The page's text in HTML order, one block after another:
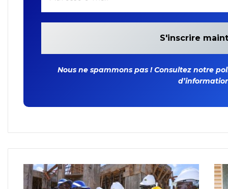
Nous ne spammons pas ! Consultez notre